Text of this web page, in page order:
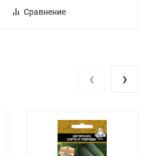
Сравнение
‹ ›